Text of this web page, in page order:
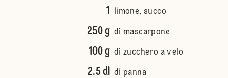
1 limone, succo
250 g di mascarpone
100 g di zucchero a velo
2.5 dl di panna